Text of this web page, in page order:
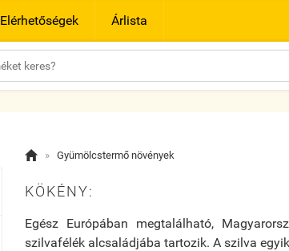
Elérhetőségek Árlista
 » Gyümölcstermő növények
KÖKÉNY:
Egész Európában megtalálható,
szilvafélék alcsaládjába tartozik. A szilva